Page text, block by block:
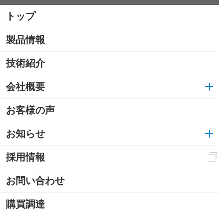
トップ
製品情報
技術紹介
会社概要
お客様の声
お知らせ
採用情報
お問い合わせ
購買調達